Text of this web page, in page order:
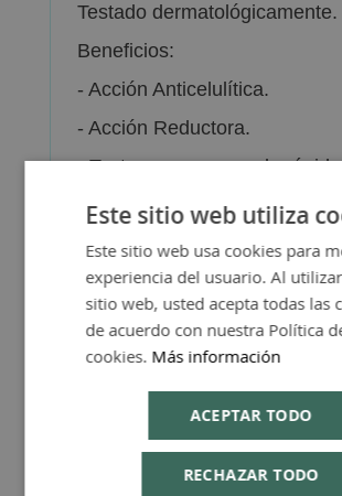
Testado dermatológicamente.
Beneficios:
- Acción Anticelulítica.
- Acción Reductora.
- Textura no grasa y de rápida
Este sitio web utiliza
Este sitio web usa cookies para
experiencia del usuario. Al
sitio web, usted acepta todas las
de acuerdo con nuestra Política
cookies. Más información
ACEPTAR TODO
RECHAZAR TODO